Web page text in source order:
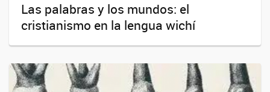
Las palabras y los mundos: el
cristianismo en la lengua wichí